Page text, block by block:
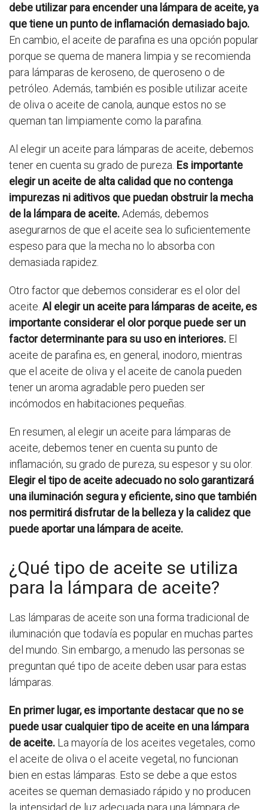
debe utilizar para encender una lámpara de aceite, ya
que tiene un punto de inflamación demasiado bajo.
En cambio, el aceite de parafina es una opción popular
porque se quema de manera limpia y se recomienda
para lámparas de keroseno, de queroseno o de
petróleo. Además, también es posible utilizar aceite
de oliva o aceite de canola, aunque estos no se
queman tan limpiamente como la parafina.
Al elegir un aceite para lámparas de aceite, debemos
tener en cuenta su grado de pureza. Es importante
elegir un aceite de alta calidad que no contenga
impurezas ni aditivos que puedan obstruir la mecha
de la lámpara de aceite.Además, debemos
asegurarnos de que el aceite sea lo suficientemente
espeso para que la mecha no lo absorba con
demasiada rapidez.
Otro factor que debemos considerar es el olor del
aceite. Al elegir un aceite para lámparas de aceite, es
importante considerar el olor porque puede ser un
factor determinante para su uso en interiores. El
aceite de parafina es, en general, inodoro, mientras
que el aceite de oliva y el aceite de canola pueden
tener un aroma agradable pero pueden ser
incómodos en habitaciones pequeñas.
En resumen, al elegir un aceite para lámparas de
aceite, debemos tener en cuenta su punto de
inflamación, su grado de pureza, su espesor y su olor.
Elegir el tipo de aceite adecuado no solo garantizará
una iluminación segura y eficiente, sino que también
nos permitirá disfrutar de la belleza y la calidez que
puede aportar una lámpara de aceite.
¿Qué tipo de aceite se utiliza
para la lámpara de aceite?
Las lámparas de aceite son una forma tradicional de
iluminación que todavía es popular en muchas partes
del mundo. Sin embargo, a menudo las personas se
preguntan qué tipo de aceite deben usar para estas
lámparas.
En primer lugar, es importante destacar que no se
puede usar cualquier tipo de aceite en una lámpara
de aceite. La mayoría de los aceites vegetales, como
el aceite de oliva o el aceite vegetal, no funcionan
bien en estas lámparas. Esto se debe a que estos
aceites se queman demasiado rápido y no producen
la intensidad de luz adecuada para una lámpara de